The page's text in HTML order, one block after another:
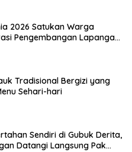
2026 Satukan Warga
Pengembangan Lapangan
Tradisional Bergizi yang
Sehari-hari
Sendiri di Gubuk Derita,
Datangi Langsung Pak